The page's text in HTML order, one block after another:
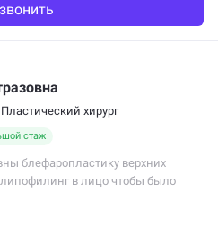
Пластический хирург
стаж
блефаропластику верхних
в лицо чтобы было
поднятие бровей (швы
и…